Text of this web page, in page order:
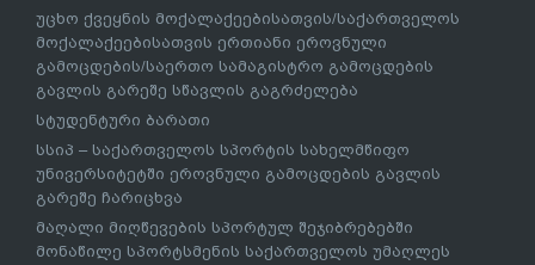
უცხო ქვეყნის მოქალაქეებისათვის/საქართველოს
მოქალაქეებისათვის ერთიანი ეროვნული
გამოცდების/საერთო სამაგისტრო გამოცდების
გავლის გარეშე სწავლის გაგრძელება
სტუდენტური ბარათი
სსიპ – საქართველოს სპორტის სახელმწიფო
უნივერსიტეტში ეროვნული გამოცდების გავლის
გარეშე ჩარიცხვა
მაღალი მიღწევების სპორტულ შეჯიბრებებში
მონაწილე სპორტსმენის საქართველოს უმაღლეს